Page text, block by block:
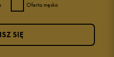
Oferta męska
SIĘ